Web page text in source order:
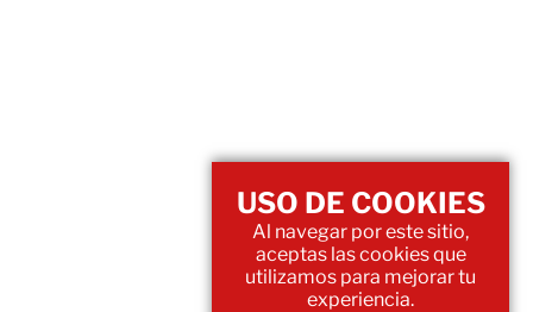
USO DE COOKIES
Al navegar por este sitio,
aceptas las cookies que
utilizamos para mejorar tu
experiencia.